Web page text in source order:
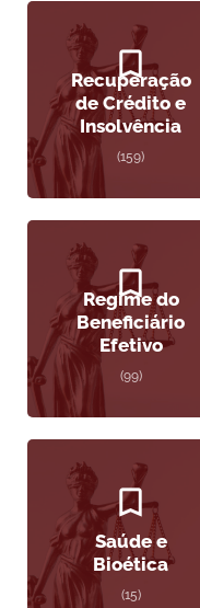
Recuperação
de Crédito e
Insolvência
(159)
Regime do
Beneficiário
Efetivo
(99)
Saúde e
Bioética
(15)